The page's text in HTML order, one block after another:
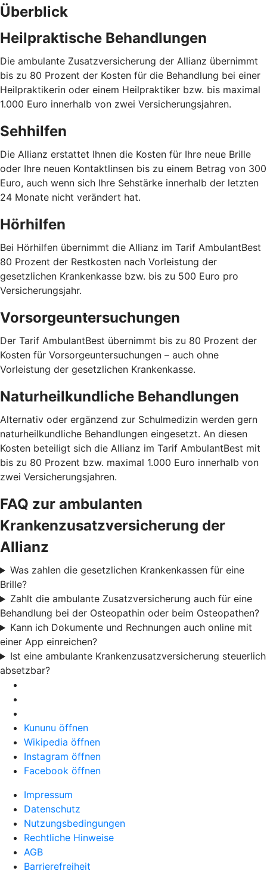
Überblick
Heilpraktische Behandlungen
Die ambulante Zusatzversicherung der Allianz übernimmt
bis zu 80 Prozent der Kosten für die Behandlung bei einer
Heilpraktikerin oder einem Heilpraktiker bzw. bis maximal
1.000 Euro innerhalb von zwei Versicherungsjahren.
Sehhilfen
Die Allianz erstattet Ihnen die Kosten für Ihre neue Brille
oder Ihre neuen Kontaktlinsen bis zu einem Betrag von 300
Euro, auch wenn sich Ihre Sehstärke innerhalb der letzten
24 Monate nicht verändert hat.
Hörhilfen
Bei Hörhilfen übernimmt die Allianz im Tarif AmbulantBest
80 Prozent der Restkosten nach Vorleistung der
gesetzlichen Krankenkasse bzw. bis zu 500 Euro pro
Versicherungsjahr.
Vorsorgeuntersuchungen
Der Tarif AmbulantBest übernimmt bis zu 80 Prozent der
Kosten für Vorsorgeuntersuchungen – auch ohne
Vorleistung der gesetzlichen Krankenkasse.
Naturheilkundliche Behandlungen
Alternativ oder ergänzend zur Schulmedizin werden gern
naturheilkundliche Behandlungen eingesetzt. An diesen
Kosten beteiligt sich die Allianz im Tarif AmbulantBest mit
bis zu 80 Prozent bzw. maximal 1.000 Euro innerhalb von
zwei Versicherungsjahren.
FAQ zur ambulanten
Krankenzusatzversicherung der
Allianz
Was zahlen die gesetzlichen Krankenkassen für eine
Brille?
Zahlt die ambulante Zusatzversicherung auch für eine
Behandlung bei der Osteopathin oder beim Osteopathen?
Kann ich Dokumente und Rechnungen auch online mit
einer App einreichen?
Ist eine ambulante Krankenzusatzversicherung steuerlich
absetzbar?
Kununu öffnen
Wikipedia öffnen
Instagram öffnen
Facebook öffnen
Impressum
Datenschutz
Nutzungsbedingungen
Rechtliche Hinweise
AGB
Barrierefreiheit